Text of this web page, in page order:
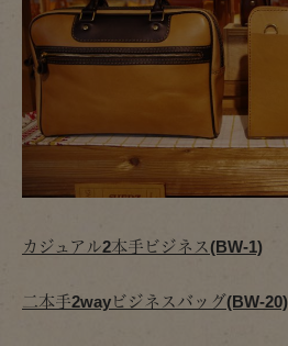
カジュアル2本手ビジネス(BW-1)
二本手2wayビジネスバッグ(BW-20)